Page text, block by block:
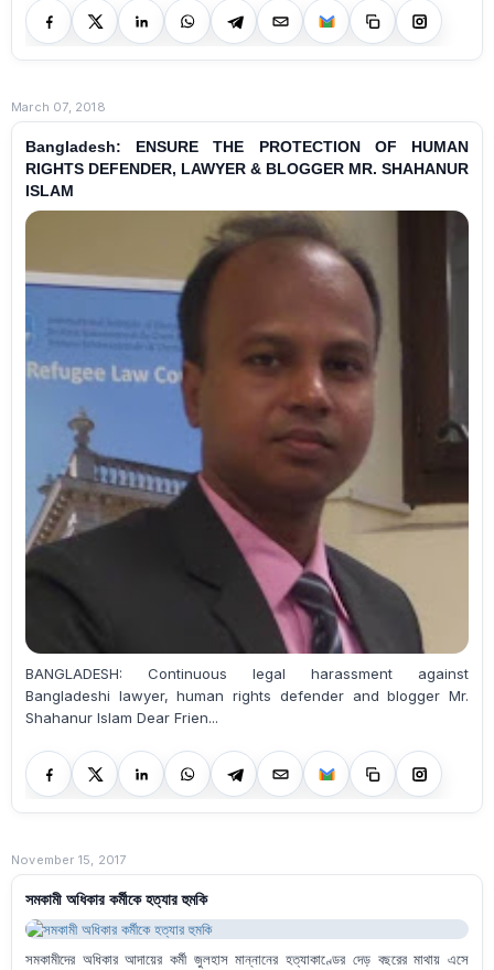
March 07, 2018
Bangladesh: ENSURE THE PROTECTION OF HUMAN
RIGHTS DEFENDER, LAWYER & BLOGGER MR. SHAHANUR
ISLAM
BANGLADESH: Continuous legal harassment against
Bangladeshi lawyer, human rights defender and blogger Mr.
Shahanur Islam Dear Frien...
November 15, 2017
সমকামী অধিকার কর্মীকে হত্যার হুমকি
সমকামীদের অধিকার আদায়ের কর্মী জুলহাস মান্নানের হত্যাকাণ্ডের দেড় বছরের মাথায় এসে